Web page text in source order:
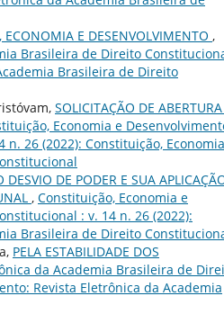
E DESENVOLVIMENTO ,
Brasileira de Direito
Brasileira de Direito
SOLICITAÇÃO DE
Economia e
26 (2022): Constituição,
DESVIO DE PODER E SUA
, Constituição, Economia e
: v. 14 n. 26 (2022):
Brasileira de Direito
PELA ESTABILIDADE DOS
da Academia Brasileira de
Revista Eletrônica da Academia